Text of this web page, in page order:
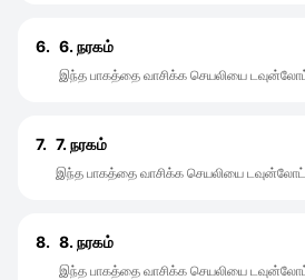
6. 6. நரகம்
இந்த பாகத்தை வாசிக்க செயலியை
7. 7. நரகம்
இந்த பாகத்தை வாசிக்க செயலியை
8. 8. நரகம்
இந்த பாகத்தை வாசிக்க செயலியை